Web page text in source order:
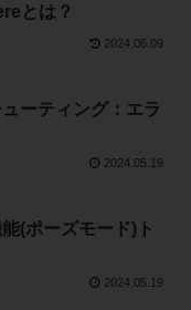
とは？
2024.06.09
ーティング：エラ
2024.05.19
(ポーズモード)ト
2024.05.19